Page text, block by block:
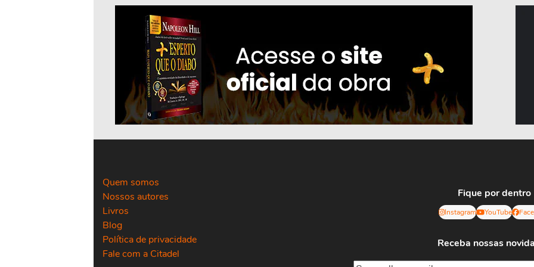
Quem somos
Nossos autores
Livros
Blog
Política de privacidade
Fale com a Citadel
Fique por dentro
Instagram YouTube
Receba nossas